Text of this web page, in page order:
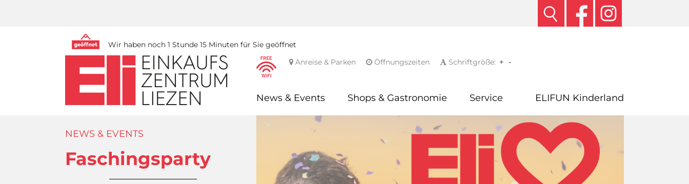
Wir haben noch 1 Stunde 15 Minuten für Sie geöffnet
Anreise & Parken
Öffnungszeiten Schriftgröße: -
+
News & Events Shops & Gastronomie Service ELIFUN Kinderland
NEWS & EVENTS
Faschingsparty